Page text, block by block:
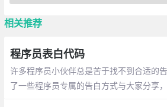
相关推荐
程序员表白代码
许多程序员小伙伴总是苦于找不到合适的
了一些程序员专属的告白方式与大家分享